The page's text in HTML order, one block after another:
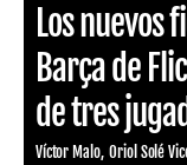
Los nuevos
Barça de
de tres
Víctor Malo Oriol Solé